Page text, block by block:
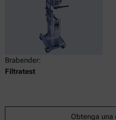
Brabender:
Filtratest
Obtenga una